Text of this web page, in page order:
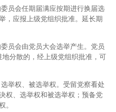
员会任期届满应按期进行换届选
，应报上级党组织批准。延长期
员会由党员大会选举产生。党员
分散的，经上级党组织批准，可
举权、被选举权。受留党察看处
权、选举权和被选举权；预备党
。